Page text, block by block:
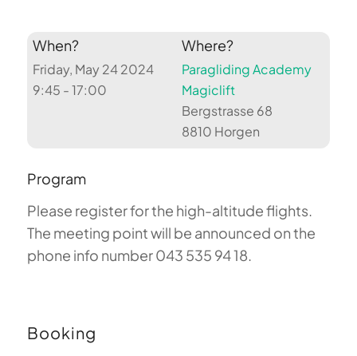
When?
Friday, May 24 2024
9:45 - 17:00
Where?
Paragliding Academy
Magiclift
Bergstrasse 68
8810 Horgen
Program
Please register for the high-altitude flights.
The meeting point will be announced on the
phone info number 043 535 94 18.
Booking